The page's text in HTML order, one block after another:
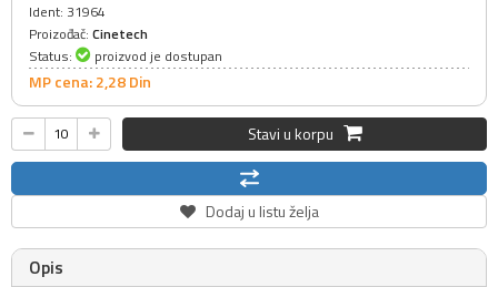
Ident: 31964
Proizođač: Cinetech
Status:
proizvod je dostupan
MP cena: 2,28Din
Stavi u korpu
Dodaj u listu želja
Opis